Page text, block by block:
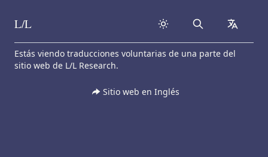
Skip to content
L/L Search
Estás viendo traducciones voluntarias de una parte del
sitio web de L/L Research.
Sitio web en Inglés